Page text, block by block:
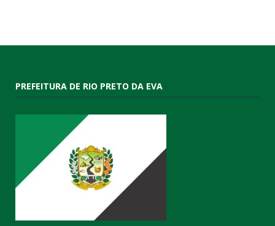
PREFEITURA DE RIO PRETO DA EVA